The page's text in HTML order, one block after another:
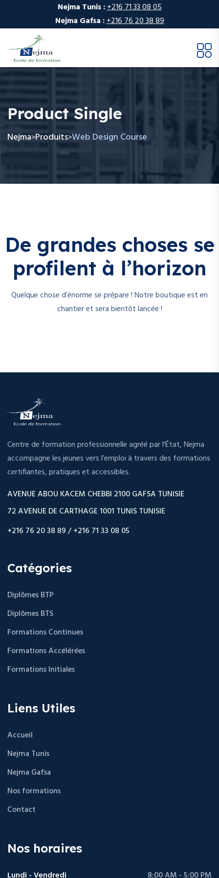
Nejma Tunis :+216 71 33 08 05
Nejma Gafsa :+216 76 20 38 89
Product Single
Nejma>Produits>Web Design Course
De grandes choses se
profilent à l’horizon
Quelque chose d’énorme se prépare ! Notre boutique est en
chantier et sera bientôt lancée !
Centre de formation professionnelle agréé par l'État, Nejma
accompagne les jeunes vers l’emploi à travers des formations
certifiantes, pratiques et accessibles.
AVENUE ABOU KACEM CHEBBI 2100 GAFSA TUNISIE
72 AVENUE DE CARTHAGE 1001 TUNIS TUNISIE
+216 76 20 38 89 / +216 71 33 08 05
Catégories
Diplômes BTP
Diplômes BTS
Formations Continues
Formations Accélérées
Formations Initiales
Liens Utiles
Accueil
Nejma Tunis
Nejma Gafsa
Nos formations
Contact
Nos horaires
Lundi - Vendredi 8:00 AM - 5:00 PM